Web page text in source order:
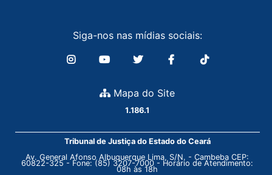
Siga-nos nas mídias sociais:
Mapa do Site
1.186.1
Tribunal de Justiça do Estado do Ceará
Av. General Afonso Albuquerque Lima, S/N. - Cambeba CEP:
60822-325 - Fone: (85) 3207-7000 - Horário de Atendimento:
08h às 18h